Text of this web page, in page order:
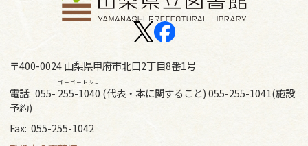
〒400-0024 山梨県甲府市北口2丁目8番1号
電話: 055- 255-1040
ゴーゴートショ
(代表・本に関すること) 055-255-1041(施設
予約)
Fax: 055-255-1042